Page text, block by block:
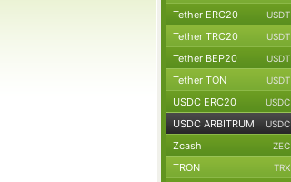
Tether ERC20 USDT
Tether TRC20 USDT
Tether BEP20 USDT
Tether TON USDT
USDC ERC20 USDC
USDC ARBITRUM USDC
Zcash ZEC
TRON TRX